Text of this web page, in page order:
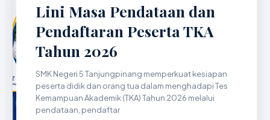
Lini Masa Pendataan dan
Pendaftaran Peserta TKA
Tahun 2026
SMK Negeri 5 Tanjungpinang memperkuat kesiapan
peserta didik dan orang tua dalam menghadapi Tes
Kemampuan Akademik (TKA) Tahun 2026 melalui
pendataan, pendaftar